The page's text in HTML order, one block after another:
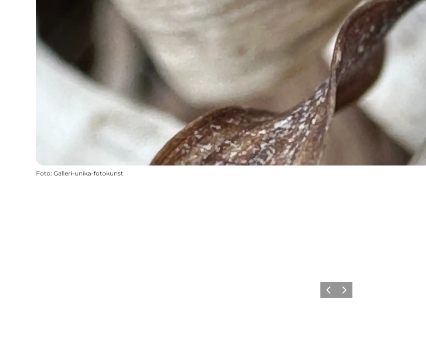
Foto: Galleri-unika-fotokunst
ForrigeNæste